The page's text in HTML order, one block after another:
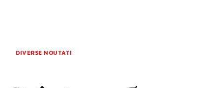
DIVERSE NOUTATI